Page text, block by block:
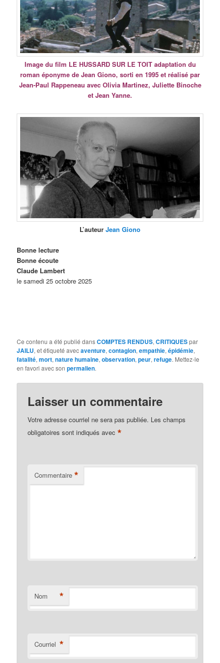
Image du film LE HUSSARD SUR LE TOIT adaptation du
roman éponyme de Jean Giono, sorti en 1995 et réalisé par
Jean-Paul Rappeneau avec Olivia Martinez, Juliette Binoche
et Jean Yanne.
L’auteur Jean Giono
Bonne lecture
Bonne écoute
Claude Lambert
le samedi 25 octobre 2025
Ce contenu a été publié dansCOMPTES RENDUS,CRITIQUESpar
JAILU, et étiqueté avecaventure,contagion,empathie,épidémie,
fatalité,mort,nature humaine,observation,peur,refuge. Mettez-le
en favori avec sonpermalien.
Laisser un commentaire
Votre adresse courriel ne sera pas publiée. Les champs
obligatoires sont indiqués avec*
Commentaire *
Nom *
Courriel *